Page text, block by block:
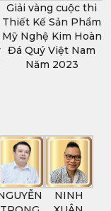
Giải vàng cuộc thi
Thiết Kế Sản Phẩm
Mỹ Nghệ Kim Hoàn
Đá Quý Việt Nam
Năm 2023
NINH